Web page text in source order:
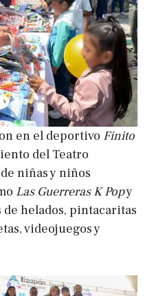
en el deportivo Finito
del Teatro
niñas y niños
Las Guerreras K Popy
de helados, pintacaritas
videojuegos y